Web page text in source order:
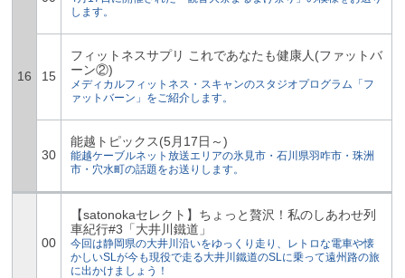
16
します。
15
フィットネスサプリ これであなたも健康人(ファットバ
ーン②)
メディカルフィットネス・スキャンのスタジオプログラム「フ
ァットバーン」をご紹介します。
30
能越トピックス(5月17日～)
能越ケーブルネット放送エリアの氷見市・石川県羽咋市・珠洲
市・穴水町の話題をお送りします。
00
【satonokaセレクト】ちょっと贅沢！私のしあわせ列
車紀行#3「大井川鐵道」
今回は静岡県の大井川沿いをゆっくり走り、レトロな電車や懐
かしいSLが今も現役で走る大井川鐵道のSLに乗って遠州路の旅
に出かけましょう！